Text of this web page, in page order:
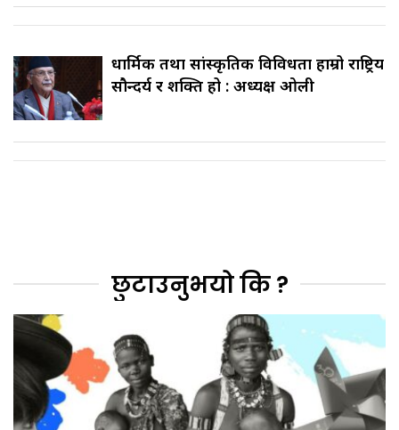
धार्मिक तथा सांस्कृतिक विविधता हाम्रो राष्ट्रिय
सौन्दर्य र शक्ति हो : अध्यक्ष ओली
छुटाउनुभयो कि ?